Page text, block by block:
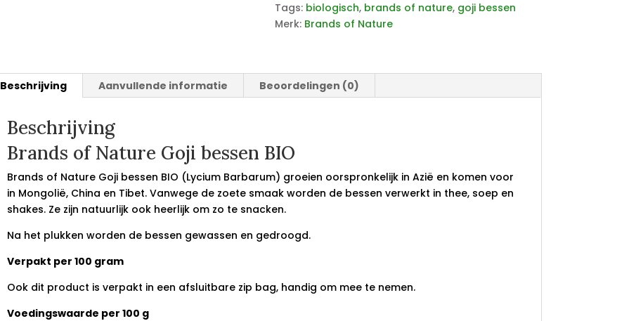
Tags: biologisch, brands of nature, goji bessen
Merk: Brands of Nature
Beschrijving Aanvullende informatie Beoordelingen (0)
Beschrijving
Brands of Nature Goji bessen BIO
Brands of Nature Goji bessen BIO (Lycium Barbarum) groeien oorspronkelijk in Azië en komen voor
in Mongolië, China en Tibet. Vanwege de zoete smaak worden de bessen verwerkt in thee, soep en
shakes. Ze zijn natuurlijk ook heerlijk om zo te snacken.
Na het plukken worden de bessen gewassen en gedroogd.
Verpakt per 100 gram
Ook dit product is verpakt in een afsluitbare zip bag, handig om mee te nemen.
Voedingswaarde per 100 g